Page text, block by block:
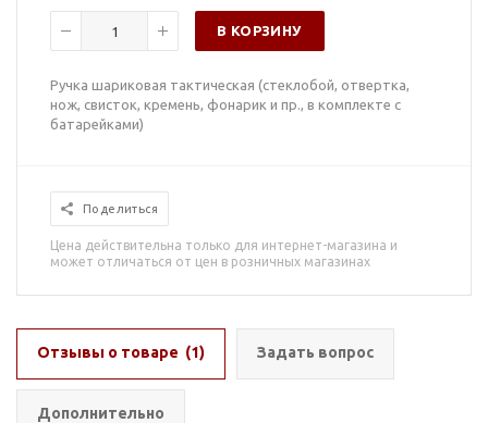
В КОРЗИНУ
Ручка шариковая тактическая (стеклобой, отвертка,
нож, свисток, кремень, фонарик и пр., в комплекте с
батарейками)
Поделиться
Цена действительна только для интернет-магазина и
может отличаться от цен в розничных магазинах
Отзывы о товаре (1) Задать вопрос
Дополнительно